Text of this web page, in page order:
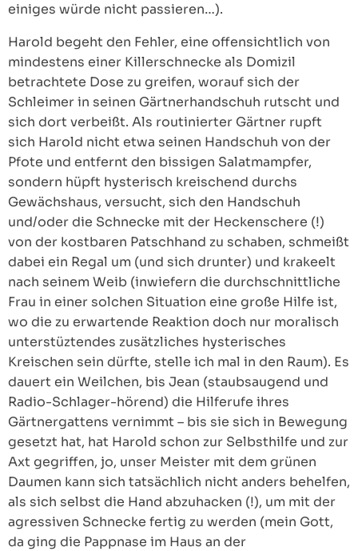
einiges würde nicht passieren…).
Harold begeht den Fehler, eine offensichtlich von
mindestens einer Killerschnecke als Domizil
betrachtete Dose zu greifen, worauf sich der
Schleimer in seinen Gärtnerhandschuh rutscht und
sich dort verbeißt. Als routinierter Gärtner rupft
sich Harold nicht etwa seinen Handschuh von der
Pfote und entfernt den bissigen Salatmampfer,
sondern hüpft hysterisch kreischend durchs
Gewächshaus, versucht, sich den Handschuh
und/oder die Schnecke mit der Heckenschere (!)
von der kostbaren Patschhand zu schaben, schmeißt
dabei ein Regal um (und sich drunter) und krakeelt
nach seinem Weib (inwiefern die durchschnittliche
Frau in einer solchen Situation eine große Hilfe ist,
wo die zu erwartende Reaktion doch nur moralisch
unterstüztendes zusätzliches hysterisches
Kreischen sein dürfte, stelle ich mal in den Raum). Es
dauert ein Weilchen, bis Jean (staubsaugend und
Radio-Schlager-hörend) die Hilferufe ihres
Gärtnergattens vernimmt – bis sie sich in Bewegung
gesetzt hat, hat Harold schon zur Selbsthilfe und zur
Axt gegriffen, jo, unser Meister mit dem grünen
Daumen kann sich tatsächlich nicht anders behelfen,
als sich selbst die Hand abzuhacken (!), um mit der
agressiven Schnecke fertig zu werden (mein Gott,
da ging die Pappnase im Haus an der